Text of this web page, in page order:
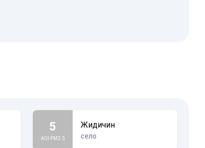
5
AQI PM2.5
Жидичин
село